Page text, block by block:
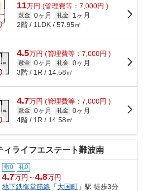
11万円 (管理費等：7,000円 )
敷金 0ヶ月 礼金
1ヶ月
2階 / 1LDK / 57.95㎡
4.5万円 (管理費等：7,000円 )
敷金 0ヶ月 礼金 0ヶ月
3階 / 1R / 14.58㎡
4.7万円 (管理費等：7,000円 )
敷金 0ヶ月 礼金 0ヶ月
4階 / 1R / 14.58㎡
ィライフエステート難波南
敷0 礼0
4.7万円～4.8万円
地下鉄御堂筋線 「大国町 」駅 徒歩3分